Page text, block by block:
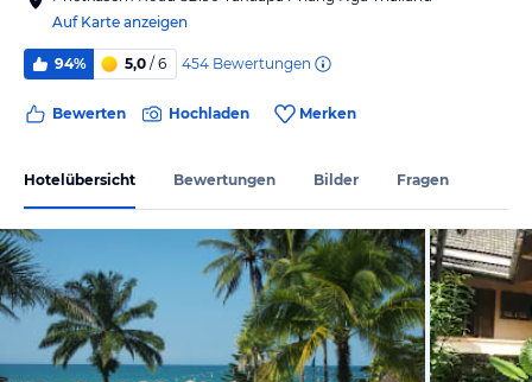
Auf Karte anzeigen
94% 5,0 / 6 454 Bewertungen
Bewerten Hochladen Merken
Hotelübersicht Bewertungen Bilder Fragen